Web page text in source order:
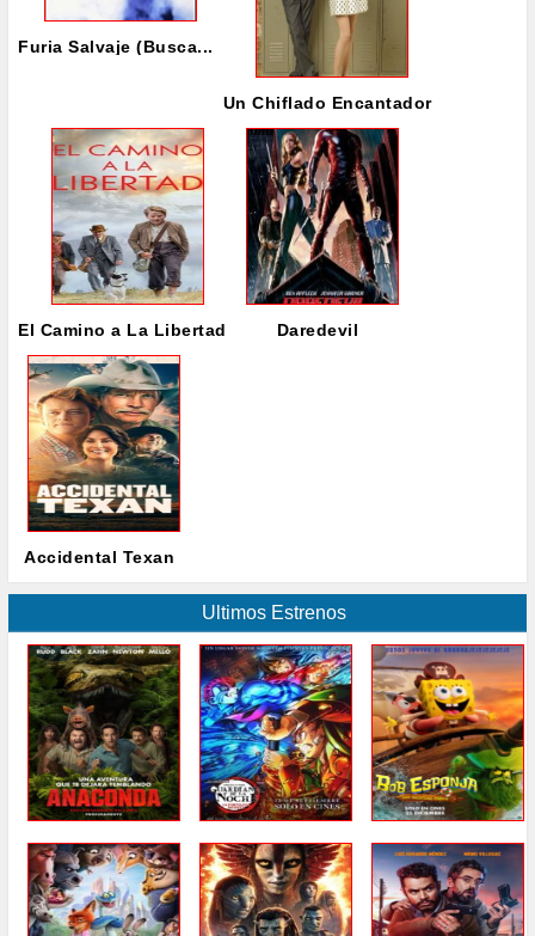
Furia Salvaje (Busca...
Un Chiflado Encantador
El Camino a La Libertad Daredevil
Accidental Texan
Ultimos Estrenos